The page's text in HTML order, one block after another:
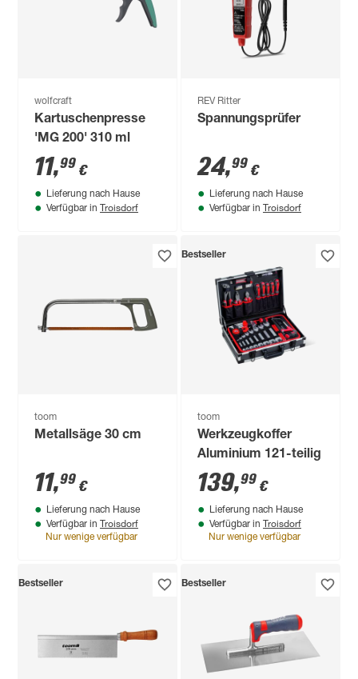
wolfcraft
Kartuschenpresse
'MG 200' 310 ml
11,99 €
Lieferung nach Hause
Verfügbar in Troisdorf
REV Ritter
Spannungsprüfer
24,99 €
Lieferung nach Hause
Verfügbar in Troisdorf
toom
Metallsäge 30 cm
11,99 €
Lieferung nach Hause
Verfügbar in Troisdorf
Nur wenige verfügbar
Bestseller
toom
Werkzeugkoffer
Aluminium 121-teilig
139,99 €
Lieferung nach Hause
Verfügbar in Troisdorf
Nur wenige verfügbar
Bestseller Bestseller